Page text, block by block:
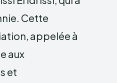
Cette
appelée à
aux
et